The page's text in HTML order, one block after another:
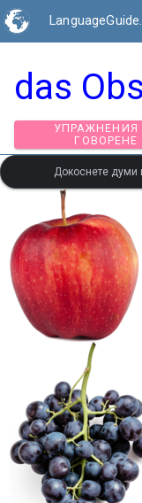
das
Докоснете думи